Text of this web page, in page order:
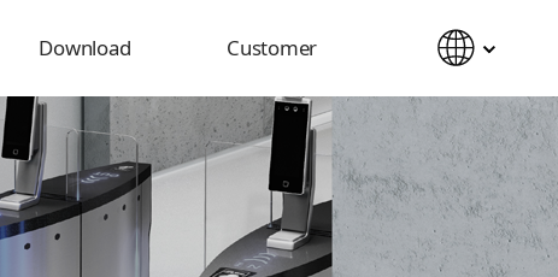
Download
Catalog
Manual
2D&3D CAD
Customer
Notice
Inquiry